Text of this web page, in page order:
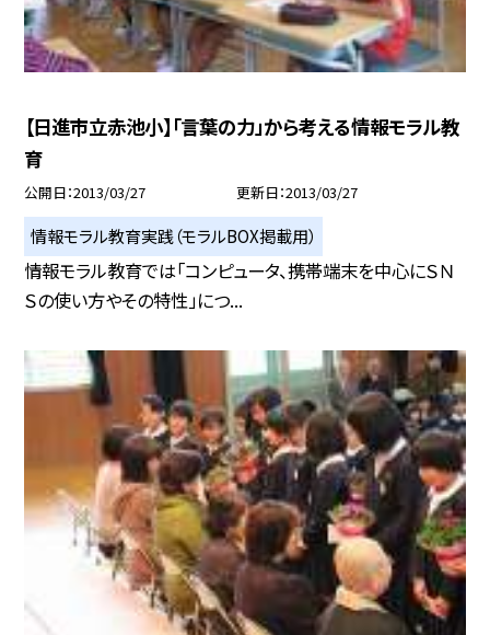
【日進市立赤池小】「言葉の力」から考える情報モラル教
育
公開日 2013/03/27 更新日 2013/03/27
情報モラル教育実践（モラルBOX掲載用）
情報モラル教育では「コンピュータ、携帯端末を中心にＳＮ
Ｓの使い方やその特性」につ...